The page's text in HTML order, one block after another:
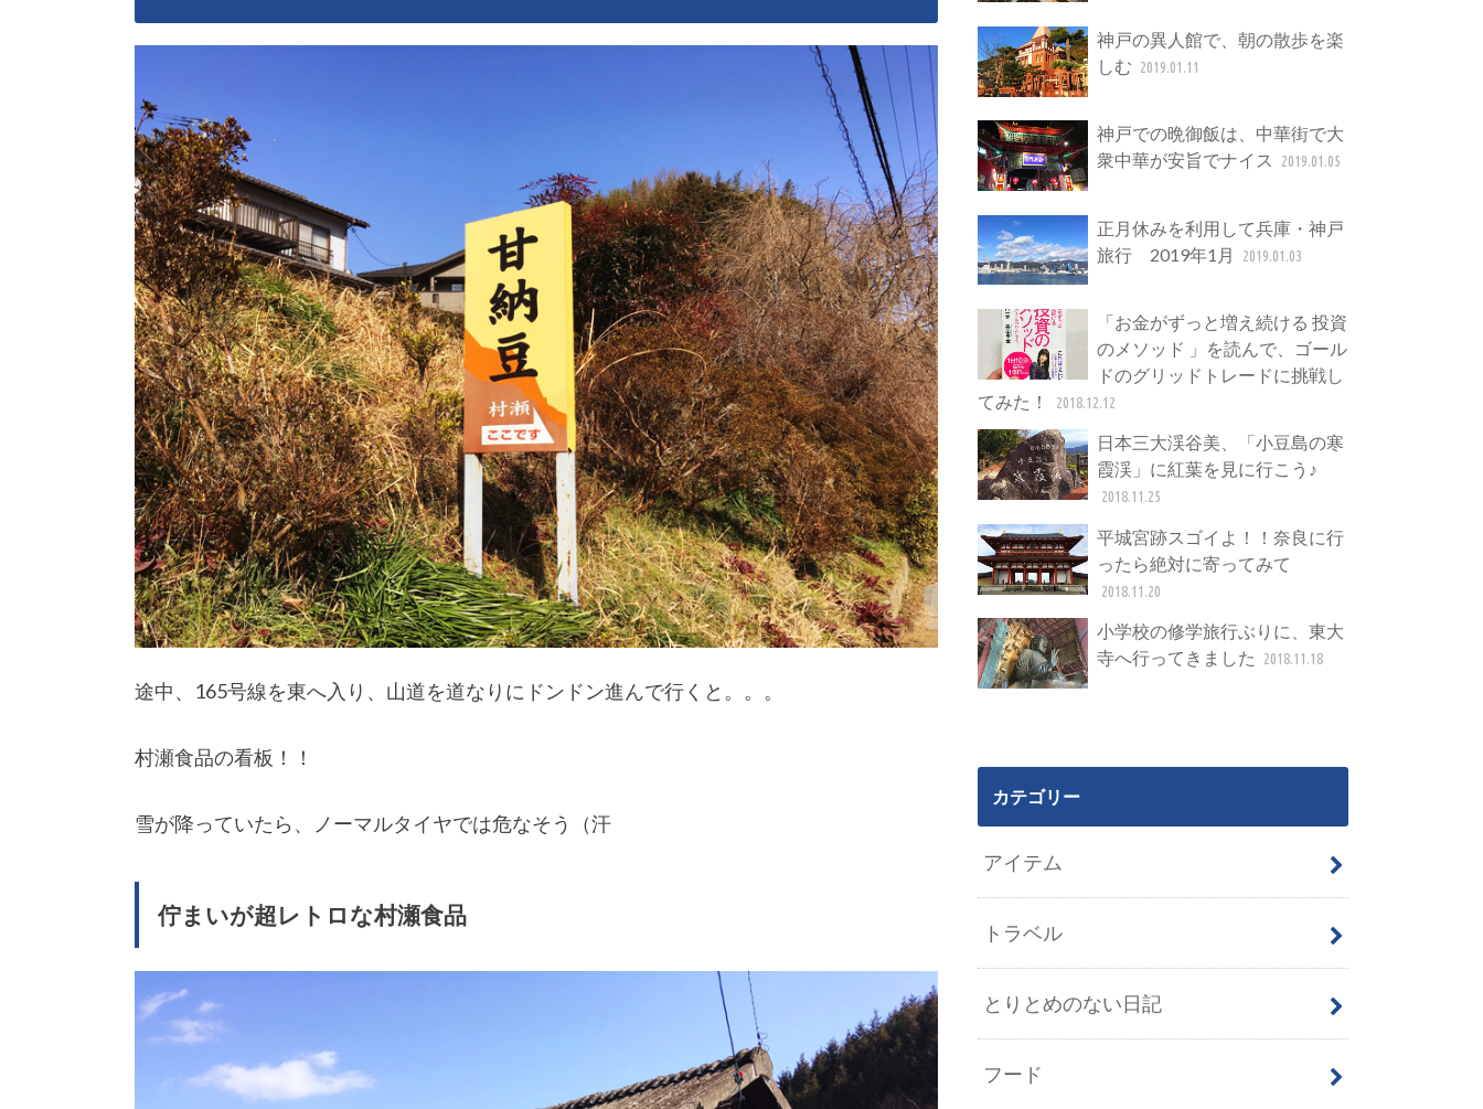
途中、165号線を東へ入り、山道を道なりにドンドン進んで行くと。。。
村瀬食品の看板！！
雪が降っていたら、ノーマルタイヤでは危なそう（汗
佇まいが超レトロな村瀬食品
神戸の異人館で、朝の散歩を楽
しむ 2019.01.11
神戸での晩御飯は、中華街で大
衆中華が安旨でナイス
2019.01.05
正月休みを利用して兵庫・神戸
旅行 2019年1月
2019.01.03
「お金がずっと増え続ける 投資
のメソッド 」を読んで、ゴール
ドのグリッドトレードに挑戦し
てみた！
2018.12.12
日本三大渓谷美、「小豆島の寒
霞渓」に紅葉を見に行こう♪
2018.11.25
平城宮跡スゴイよ！！奈良に行
ったら絶対に寄ってみて
2018.11.20
小学校の修学旅行ぶりに、東大
寺へ行ってきました
2018.11.18
カテゴリー
アイテム
トラベル
とりとめのない日記
フード